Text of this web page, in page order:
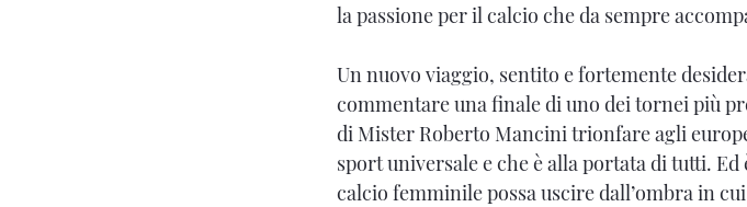
la passione per il calcio che da sempre
Un nuovo viaggio, sentito e fortemente
commentare una finale di uno dei tornei più
di Mister Roberto Mancini trionfare agli
sport universale e che è alla portata di tutti.
calcio femminile possa uscire dall’ombra in